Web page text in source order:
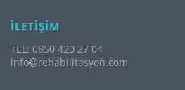
İLETİŞİM
TEL: 0850 420 27 04
info
rehabilitasyon.com